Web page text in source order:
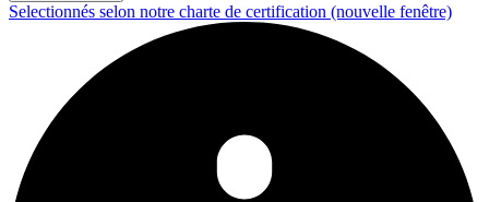
Selectionnés selon notre charte de certification (nouvelle fenêtre)